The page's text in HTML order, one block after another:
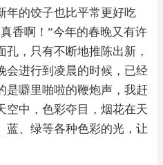
年的饺子也比平常更好吃
香啊！”今年的春晚又有许
，只有不断地推陈出新，
会进行到凌晨的时候，已经
是噼里啪啦的鞭炮声，我赶
空中，色彩夺目，烟花在天
蓝、绿等各种色彩的光，让